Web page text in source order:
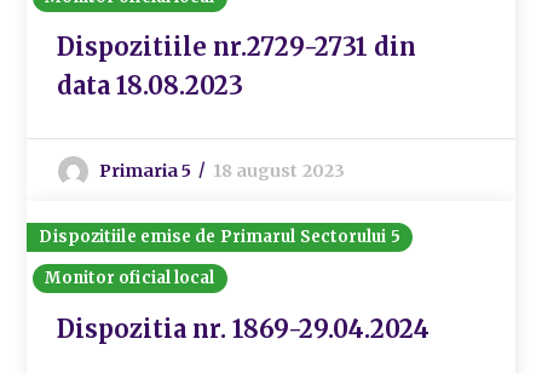
Dispozitiile nr.2729-2731 din
data 18.08.2023
Primaria 5 18 august 2023
Dispozitiile emise de Primarul Sectorului 5
Monitor oficial local
Dispozitia nr. 1869-29.04.2024